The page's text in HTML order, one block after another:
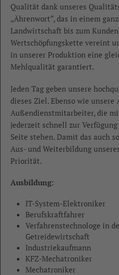
Qualität dank unseres
„Ährenwort“, das in einem
Landwirtschaft bis zum
Wertschöpfungskette vereint
in unserer Produktion eine
Mehlqualität garantiert.
Jeden Tag geben unsere
dieses Ziel. Ebenso wie
Außendienstmitarbeiter, die
jederzeit schnell zur
Seite stehen. Damit das auch
Aus- und Weiterbildung
Priorität.
Ausbildung:
IT-System-Elektroniker
Berufskraftfahrer
Verfahrenstechnologe in
Getreidewirtschaft
Industriekaufmann
KFZ-Mechatroniker
Mechatroniker